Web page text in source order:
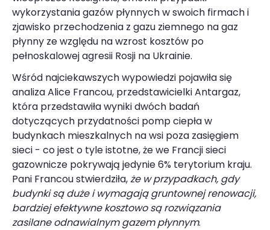
wykorzystania gazów płynnych w swoich firmach i
zjawisko przechodzenia z gazu ziemnego na gaz
płynny ze względu na wzrost kosztów po
pełnoskalowej agresii Rosji na Ukrainie.
Wśród najciekawszych wypowiedzi pojawiła się
analiza Alice Francou, przedstawicielki Antargaz,
która przedstawiła wyniki dwóch badań
dotyczących przydatności pomp ciepła w
budynkach mieszkalnych na wsi poza zasięgiem
sieci - co jest o tyle istotne, że we Francji sieci
gazownicze pokrywają jedynie 6% terytorium kraju.
Pani Francou stwierdziła,że w przypadkach, gdy
budynki są duże i wymagają gruntownej renowacji,
bardziej efektywne kosztowo są rozwiązania
zasilane odnawialnym gazem płynnym.